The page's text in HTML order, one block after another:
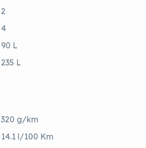
2
4
90 L
235 L
320 g/km
14.1 l/100 Km